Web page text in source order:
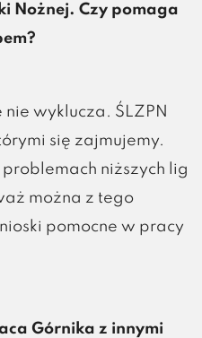
Nożnej. Czy pomaga
wyklucza. ŚLZPN
się zajmujemy.
problemach niższych lig
można z tego
pomocne w pracy
Górnika z innymi